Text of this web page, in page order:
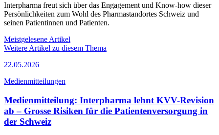
Interpharma freut sich über das Engagement und Know-how dieser
Persönlichkeiten zum Wohl des Pharmastandortes Schweiz und
seinen Patientinnen und Patienten.
Meistgelesene Artikel
Weitere Artikel zu diesem Thema
22.05.2026
Medienmitteilungen
Medienmitteilung: Interpharma lehnt KVV-Revision
ab – Grosse Risiken für die Patientenversorgung in
der Schweiz